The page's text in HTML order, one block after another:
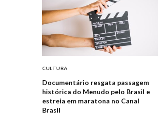
CULTURA
Documentário resgata passagem
histórica do Menudo pelo Brasil e
estreia em maratona no Canal
Brasil